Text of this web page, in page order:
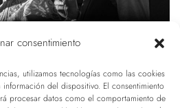
consentimiento
utilizamos tecnologías como las cookies
del dispositivo. El consentimiento
procesar datos como el comportamiento de